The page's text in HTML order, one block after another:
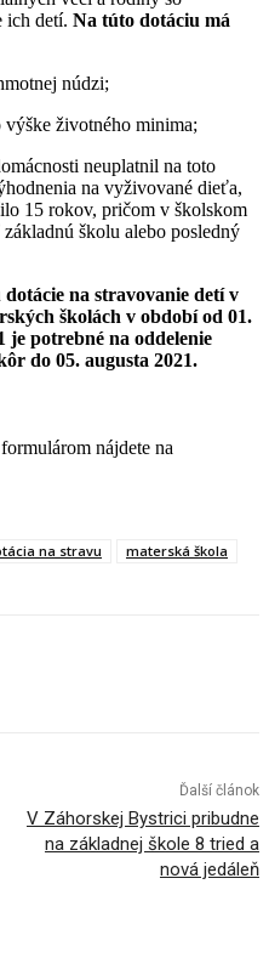
ich detí. Na túto dotáciu má
núdzi;
životného minima;
neuplatnil na toto
na vyživované dieťa,
15 rokov, pričom v školskom
školu alebo posledný
na stravovanie detí v
školách v období od 01.
je potrebné na oddelenie
do 05. augusta 2021.
nájdete na
na stravu
materská škola
Ďalší článok
V Záhorskej Bystrici pribudne
na základnej škole 8 tried a
nová jedáleň